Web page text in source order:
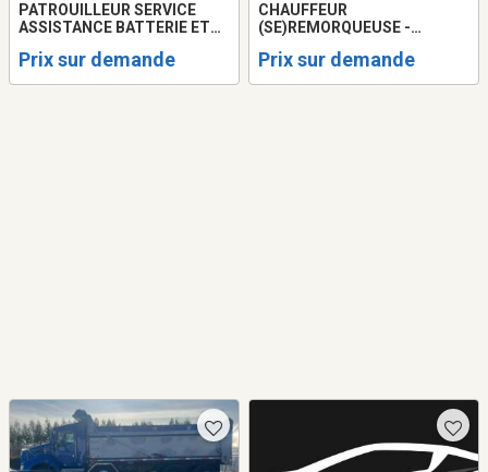
PATROUILLEUR SERVICE
ASSISTANCE BATTERIE ET
REMORQUEUSE/TOWING
Prix sur demande
CHAUFFEUR
(SE)REMORQUEUSE -
CHAUFFEUR DE QUICK
Prix sur demande